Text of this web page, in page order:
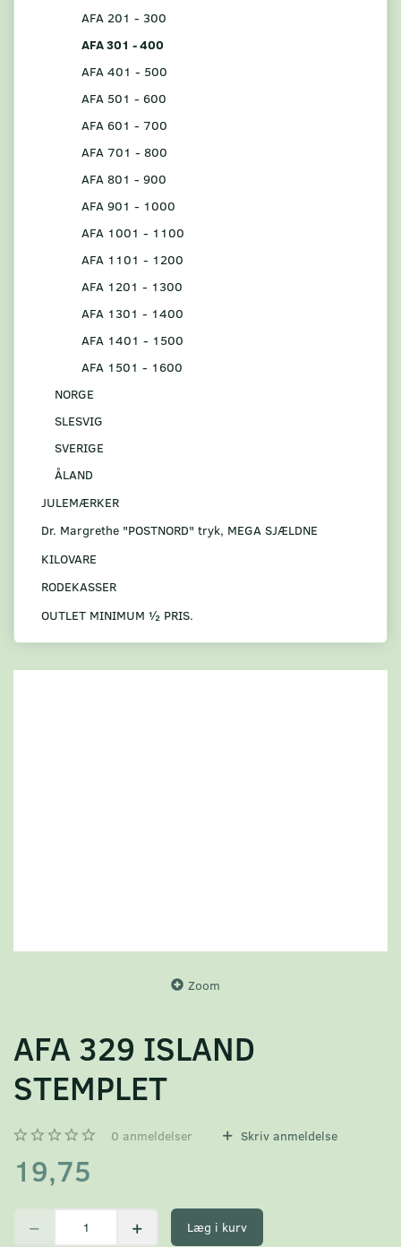
AFA 201 - 300
AFA 301 - 400
AFA 401 - 500
AFA 501 - 600
AFA 601 - 700
AFA 701 - 800
AFA 801 - 900
AFA 901 - 1000
AFA 1001 - 1100
AFA 1101 - 1200
AFA 1201 - 1300
AFA 1301 - 1400
AFA 1401 - 1500
AFA 1501 - 1600
NORGE
SLESVIG
SVERIGE
ÅLAND
JULEMÆRKER
Dr. Margrethe "POSTNORD" tryk, MEGA SJÆLDNE
KILOVARE
RODEKASSER
OUTLET MINIMUM ½ PRIS.
Zoom
AFA 329 ISLAND
STEMPLET
0 anmeldelser Skriv anmeldelse
19,75
Læg i kurv